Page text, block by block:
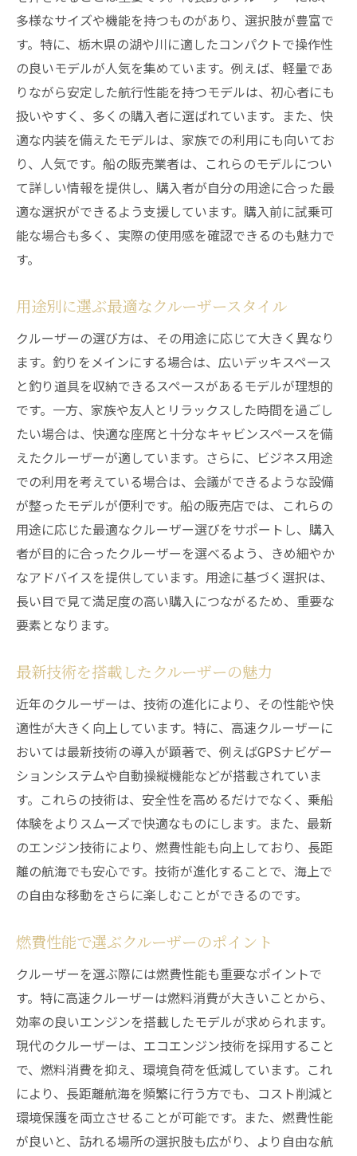
多様なサイズや機能を持つものがあり、選択肢が豊富で
す。特に、栃木県の湖や川に適したコンパクトで操作性
の良いモデルが人気を集めています。例えば、軽量であ
りながら安定した航行性能を持つモデルは、初心者にも
扱いやすく、多くの購入者に選ばれています。また、快
適な内装を備えたモデルは、家族での利用にも向いてお
り、人気です。船の販売業者は、これらのモデルについ
て詳しい情報を提供し、購入者が自分の用途に合った最
適な選択ができるよう支援しています。購入前に試乗可
能な場合も多く、実際の使用感を確認できるのも魅力で
す。
用途別に選ぶ最適なクルーザースタイル
クルーザーの選び方は、その用途に応じて大きく異なり
ます。釣りをメインにする場合は、広いデッキスペース
と釣り道具を収納できるスペースがあるモデルが理想的
です。一方、家族や友人とリラックスした時間を過ごし
たい場合は、快適な座席と十分なキャビンスペースを備
えたクルーザーが適しています。さらに、ビジネス用途
での利用を考えている場合は、会議ができるような設備
が整ったモデルが便利です。船の販売店では、これらの
用途に応じた最適なクルーザー選びをサポートし、購入
者が目的に合ったクルーザーを選べるよう、きめ細やか
なアドバイスを提供しています。用途に基づく選択は、
長い目で見て満足度の高い購入につながるため、重要な
要素となります。
最新技術を搭載したクルーザーの魅力
近年のクルーザーは、技術の進化により、その性能や快
適性が大きく向上しています。特に、高速クルーザーに
おいては最新技術の導入が顕著で、例えばGPSナビゲー
ションシステムや自動操縦機能などが搭載されていま
す。これらの技術は、安全性を高めるだけでなく、乗船
体験をよりスムーズで快適なものにします。また、最新
のエンジン技術により、燃費性能も向上しており、長距
離の航海でも安心です。技術が進化することで、海上で
の自由な移動をさらに楽しむことができるのです。
燃費性能で選ぶクルーザーのポイント
クルーザーを選ぶ際には燃費性能も重要なポイントで
す。特に高速クルーザーは燃料消費が大きいことから、
効率の良いエンジンを搭載したモデルが求められます。
現代のクルーザーは、エコエンジン技術を採用すること
で、燃料消費を抑え、環境負荷を低減しています。これ
により、長距離航海を頻繁に行う方でも、コスト削減と
環境保護を両立させることが可能です。また、燃費性能
が良いと、訪れる場所の選択肢も広がり、より自由な航